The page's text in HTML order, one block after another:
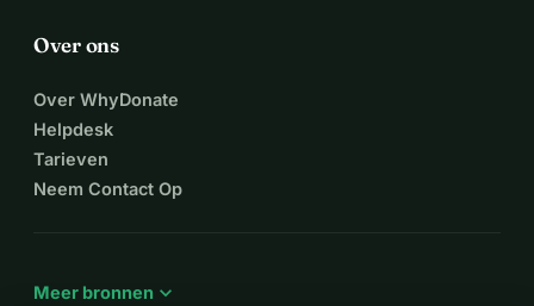
Over ons
Over WhyDonate
Helpdesk
Tarieven
Neem Contact Op
Meer bronnen expand_more